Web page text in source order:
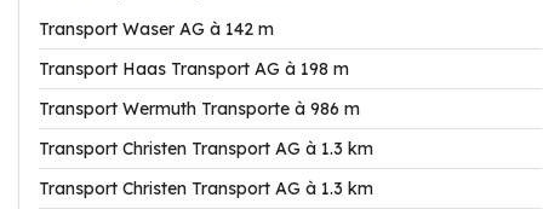
Transport Waser AG à 142 m
Transport Haas Transport AG à 198 m
Transport Wermuth Transporte à 986 m
Transport Christen Transport AG à 1.3 km
Transport Christen Transport AG à 1.3 km